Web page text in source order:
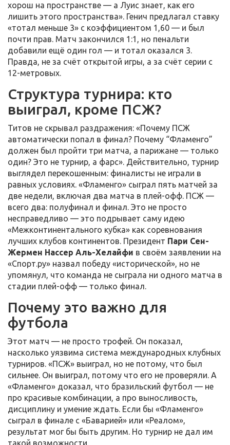
хорош на пространстве — а Луис знает, как его
лишить этого пространства». Генич предлагал ставку
«тотал меньше 3» с коэффициентом 1,60 — и был
почти прав. Матч закончился 1:1, но пенальти
добавили ещё один гол — и тотал оказался 3.
Правда, не за счёт открытой игры, а за счёт серии с
12-метровых.
Структура турнира: кто
выиграл, кроме ПСЖ?
Титов не скрывал раздражения: «Почему ПСЖ
автоматически попал в финал? Почему “Фламенго”
должен был пройти три матча, а парижане — только
один? Это не турнир, а фарс». Действительно, турнир
выглядел перекошенным: финалисты не играли в
равных условиях. «Фламенго» сыграл пять матчей за
две недели, включая два матча в плей-офф. ПСЖ —
всего два: полуфинал и финал. Это не просто
несправедливо — это подрывает саму идею
«Межконтинентального кубка» как соревнования
лучших клубов континентов. Президент Пари Сен-
Жермен Нассер Аль-Хелайфи в своём заявлении на
«Спорт.ру» назвал победу «исторической», но не
упомянул, что команда не сыграла ни одного матча в
стадии плей-офф — только финал.
Почему это важно для
футбола
Этот матч — не просто трофей. Он показал,
насколько уязвима система международных клубных
турниров. «ПСЖ» выиграл, но не потому, что был
сильнее. Он выиграл, потому что его не проверяли. А
«Фламенго» доказал, что бразильский футбол — не
про красивые комбинации, а про выносливость,
дисциплину и умение ждать. Если бы «Фламенго»
сыграл в финале с «Баварией» или «Реалом»,
результат мог бы быть другим. Но турнир не дал им
такой возможности.